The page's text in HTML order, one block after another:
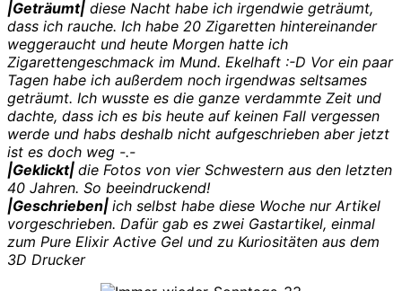
|Geträumt| diese Nacht habe ich irgendwie geträumt,
dass ich rauche. Ich habe 20 Zigaretten hintereinander
weggeraucht und heute Morgen hatte ich
Zigarettengeschmack im Mund. Ekelhaft :-D Vor ein paar
Tagen habe ich außerdem noch irgendwas seltsames
geträumt. Ich wusste es die ganze verdammte Zeit und
dachte, dass ich es bis heute auf keinen Fall vergessen
werde und habs deshalb nicht aufgeschrieben aber jetzt
ist es doch weg -.-
|Geklickt| die Fotos von vier Schwestern aus den letzten
40 Jahren. So beeindruckend!
|Geschrieben| ich selbst habe diese Woche nur Artikel
vorgeschrieben. Dafür gab es zwei Gastartikel, einmal
zum Pure Elixir Active Gel und zu Kuriositäten aus dem
3D Drucker